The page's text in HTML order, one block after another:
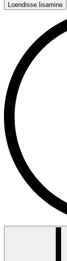
Loendisse lisamine